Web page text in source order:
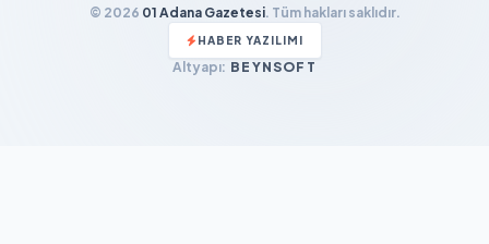
© 2026 01 Adana Gazetesi. Tüm hakları saklıdır.
HABER YAZILIMI
Altyapı: BEYNSOFT